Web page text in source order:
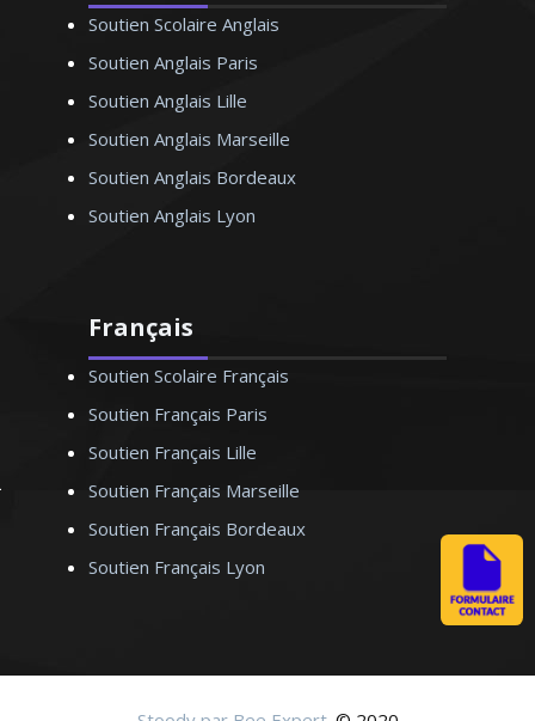
Soutien Scolaire Anglais
Soutien Anglais Paris
Soutien Anglais Lille
Soutien Anglais Marseille
Soutien Anglais Bordeaux
Soutien Anglais Lyon
Français
Soutien Scolaire Français
Soutien Français Paris
Soutien Français Lille
Soutien Français Marseille
Soutien Français Bordeaux
Soutien Français Lyon